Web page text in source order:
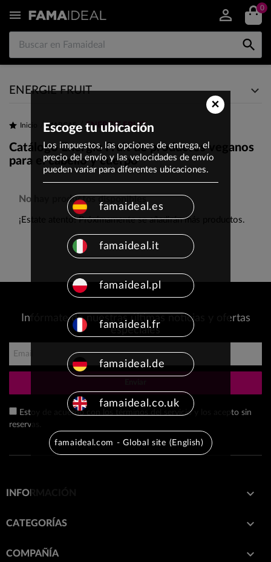
 0

ENERGIE FRUIT
Inicio MARCAS ENERGIE FRUIT
Catálogo Energie Fruit de productos veganos
para el cabello y cuerpo
No hay productos disponibles
¡Estate atento! Próximamente se añadirán más productos.
Infórmate de nuestras últimas noticias y ofertas
especiales
Estoy de acuerdo con los términos del servicio y los acepto sin
reservas.
INFORMACIÓN 
CATEGORÍAS 
COMPAÑÍA 
×
Escoge tu ubicación
Los impuestos, las opciones de entrega, el
precio del envío y las velocidades de envío
pueden variar para diferentes ubicaciones.
famaideal.es
famaideal.it
famaideal.pl
famaideal.fr
famaideal.de
famaideal.co.uk
famaideal.com - Global site (English)